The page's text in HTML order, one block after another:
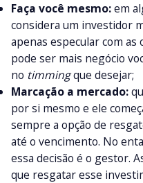
Faça você mesmo:em
considera um investidor
apenas especular com as
pode ser mais negócio
no timmingque desejar;
Marcação a mercado:
por si mesmo e ele
sempre a opção de
até o vencimento. No
essa decisão é o gestor.
que resgatar esse